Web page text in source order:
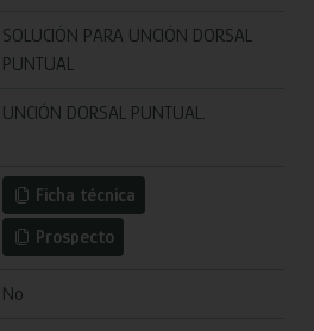
SOLUCIÓN PARA UNCIÓN DORSAL
PUNTUAL
UNCIÓN DORSAL PUNTUAL.
Ficha técnica
Prospecto
No